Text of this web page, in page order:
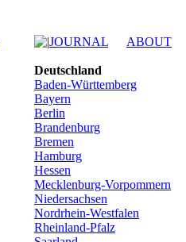
Deutschland
Baden-Württemberg
Bayern
Berlin
Brandenburg
Bremen
Hamburg
Hessen
Mecklenburg-Vorpommern
Niedersachsen
Nordrhein-Westfalen
Rheinland-Pfalz
JOURNAL ABOUT